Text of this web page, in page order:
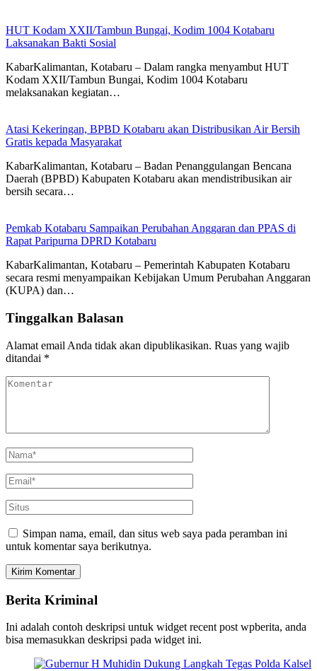
HUT Kodam XXII/Tambun Bungai, Kodim 1004 Kotabaru
Laksanakan Bakti Sosial
KabarKalimantan, Kotabaru – Dalam rangka menyambut HUT
Kodam XXII/Tambun Bungai, Kodim 1004 Kotabaru
melaksanakan kegiatan…
Atasi Kekeringan, BPBD Kotabaru akan Distribusikan Air Bersih
Gratis kepada Masyarakat
KabarKalimantan, Kotabaru – Badan Penanggulangan Bencana
Daerah (BPBD) Kabupaten Kotabaru akan mendistribusikan air
bersih secara…
Pemkab Kotabaru Sampaikan Perubahan Anggaran dan PPAS di
Rapat Paripurna DPRD Kotabaru
KabarKalimantan, Kotabaru – Pemerintah Kabupaten Kotabaru
secara resmi menyampaikan Kebijakan Umum Perubahan Anggaran
(KUPA) dan…
Tinggalkan Balasan
Alamat email Anda tidak akan dipublikasikan. Ruas yang wajib
ditandai *
Simpan nama, email, dan situs web saya pada peramban ini
untuk komentar saya berikutnya.
Berita Kriminal
Ini adalah contoh deskripsi untuk widget recent post wpberita, anda
bisa memasukkan deskripsi pada widget ini.